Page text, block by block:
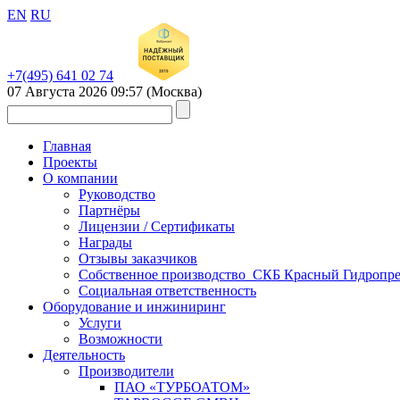
EN RU
+7(495) 641 02 74
07 Августа 2026 09:57 (Москва)
Главная
Проекты
О компании
Руководство
Партнёры
Лицензии / Сертификаты
Награды
Отзывы заказчиков
Собственное производство_СКБ Красный
Социальная ответственность
Оборудование и инжиниринг
Услуги
Возможности
Деятельность
Производители
ПАО «ТУРБОАТОМ»